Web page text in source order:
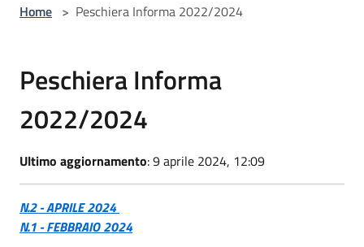
Home > Peschiera Informa 2022/2024
Peschiera Informa
2022/2024
Ultimo aggiornamento: 9 aprile 2024, 12:09
N.2 - APRILE 2024
N.1 - FEBBRAIO 2024